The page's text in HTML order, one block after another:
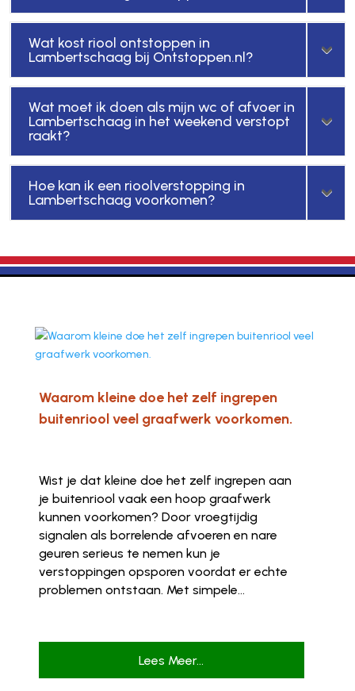
Wat kost riool ontstoppen in
Lambertschaag bij Ontstoppen.nl?
Wat moet ik doen als mijn wc of afvoer in
Lambertschaag in het weekend verstopt
raakt?
Hoe kan ik een rioolverstopping in
Lambertschaag voorkomen?
Waarom kleine doe het zelf ingrepen
buitenriool veel graafwerk voorkomen.
Wist je dat kleine doe het zelf ingrepen aan
je buitenriool vaak een hoop graafwerk
kunnen voorkomen? Door vroegtijdig
signalen als borrelende afvoeren en nare
geuren serieus te nemen kun je
verstoppingen opsporen voordat er echte
problemen ontstaan. Met simpele...
Lees Meer...